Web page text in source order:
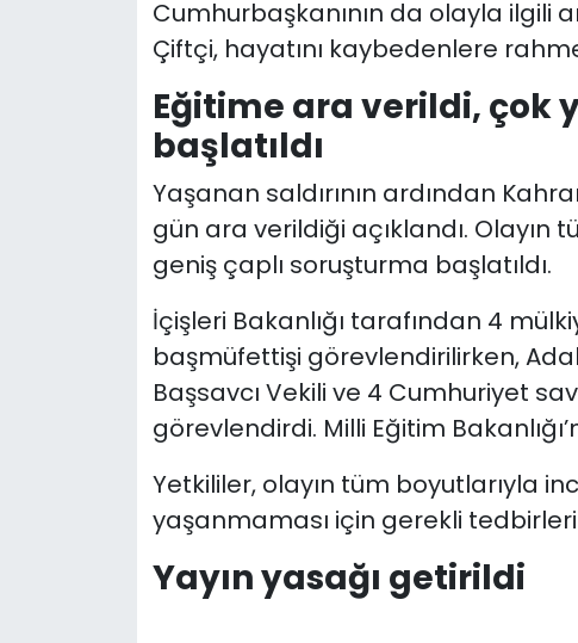
Cumhurbaşkanının da olayla ilgili
Çiftçi, hayatını kaybedenlere
Eğitime ara verildi, çok
başlatıldı
Yaşanan saldırının ardından
gün ara verildiği açıklandı. Olayın
geniş çaplı soruşturma başlatıldı.
İçişleri Bakanlığı tarafından 4
başmüfettişi görevlendirilirken,
Başsavcı Vekili ve 4 Cumhuriyet
görevlendirdi. Milli Eğitim
Yetkililer, olayın tüm boyutlarıyla
yaşanmaması için gerekli
Yayın yasağı getirildi